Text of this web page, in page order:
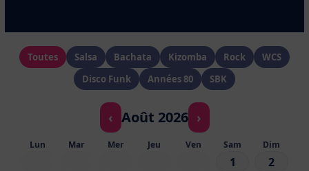
Toutes Salsa Bachata Kizomba Rock
WCS
Disco Funk
Années 80 SBK
‹ Août 2026 ›
Lun Mar Mer Jeu Ven Sam Dim
1
2